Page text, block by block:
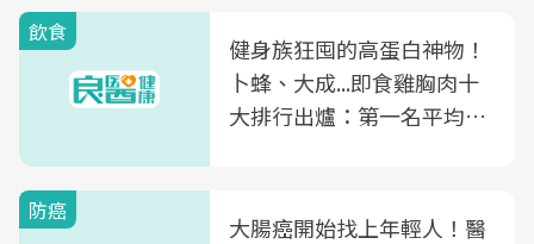
飲食
健身族狂囤的高蛋白神物！
卜蜂、大成...即食雞胸肉十
大排行出爐：第一名平均一
防癌
大腸癌開始找上年輕人！醫